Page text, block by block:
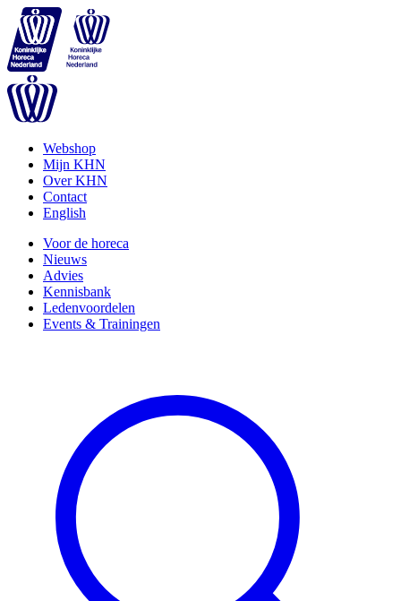
Webshop
Mijn KHN
Over KHN
Contact
English
Voor de horeca
Nieuws
Advies
Kennisbank
Ledenvoordelen
Events & Trainingen